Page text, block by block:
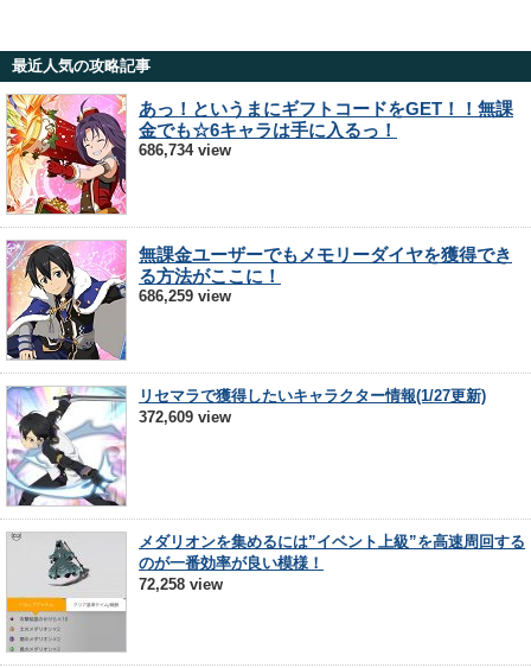
最近人気の攻略記事
あっ！というまにギフトコードをGET！！無課
金でも☆6キャラは手に入るっ！
686,734 view
無課金ユーザーでもメモリーダイヤを獲得でき
る方法がここに！
686,259 view
リセマラで獲得したいキャラクター情報(1/27更新)
372,609 view
メダリオンを集めるには”イベント上級”を高速周回する
のが一番効率が良い模様！
72,258 view